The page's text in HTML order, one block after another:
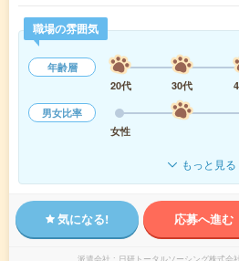
職場の雰囲気
年齢層
20代
30代
男女比率
女性
もっと見る
気になる! 応募へ進む